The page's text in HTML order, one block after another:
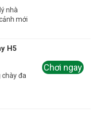
nhà
mới
H5
chày đa
Chơi ngay